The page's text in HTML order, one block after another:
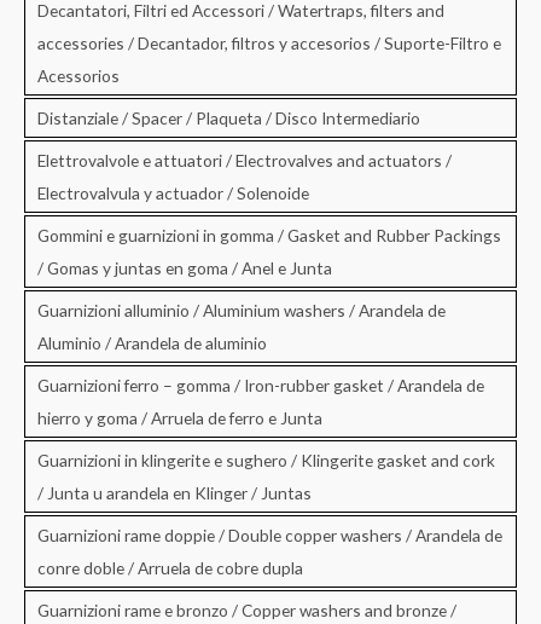
Decantatori, Filtri ed Accessori / Watertraps, filters and
accessories / Decantador, filtros y accesorios / Suporte-Filtro e
Acessorios
Distanziale / Spacer / Plaqueta / Disco Intermediario
Elettrovalvole e attuatori / Electrovalves and actuators /
Electrovalvula y actuador / Solenoide
Gommini e guarnizioni in gomma / Gasket and Rubber Packings
/ Gomas y juntas en goma / Anel e Junta
Guarnizioni alluminio / Aluminium washers / Arandela de
Aluminio / Arandela de aluminio
Guarnizioni ferro – gomma / Iron-rubber gasket / Arandela de
hierro y goma / Arruela de ferro e Junta
Guarnizioni in klingerite e sughero / Klingerite gasket and cork
/ Junta u arandela en Klinger / Juntas
Guarnizioni rame doppie / Double copper washers / Arandela de
conre doble / Arruela de cobre dupla
Guarnizioni rame e bronzo / Copper washers and bronze /